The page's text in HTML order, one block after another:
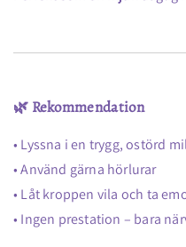
🌿 Rekommendation
• Lyssna i en trygg, ostörd
• Använd gärna hörlurar
• Låt kroppen vila och ta
• Ingen prestation – bara